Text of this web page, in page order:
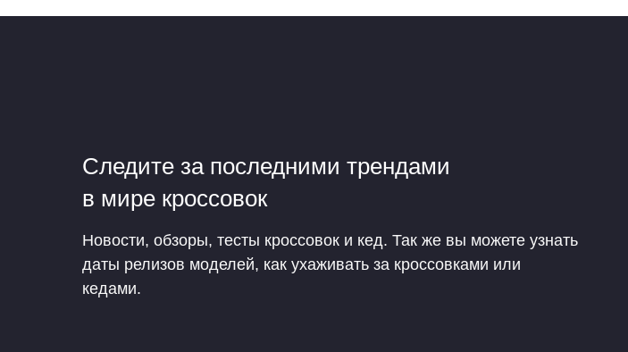
Следите за последними трендами
в мире кроссовок
Новости, обзоры, тесты кроссовок и кед. Так же вы можете узнать
даты релизов моделей, как ухаживать за кроссовками или
кедами.